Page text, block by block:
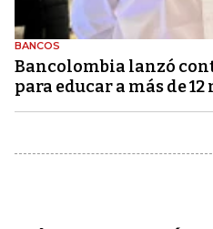
BANCOS
Bancolombia lanzó
para educar a más de